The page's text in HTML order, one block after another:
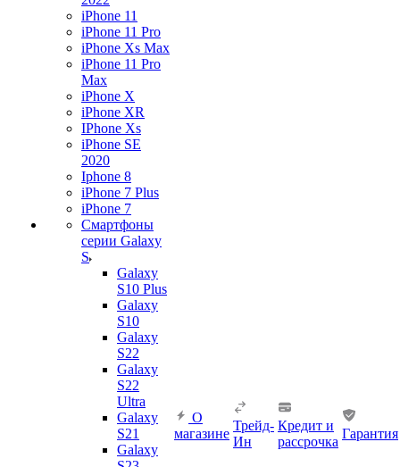
iPhone 11
iPhone 11 Pro
iPhone Xs Max
iPhone 11 Pro
Max
iPhone X
iPhone XR
IPhone Xs
iPhone SE
2020
Iphone 8
iPhone 7 Plus
iPhone 7
Смартфоны
серии Galaxy
S
Galaxy
S10 Plus
Galaxy
S10
Galaxy
S22
Galaxy
S22
Ultra
Galaxy
S21
Galaxy
О
магазине
Трейд-
Ин
Кредит и
рассрочка
Гарантия